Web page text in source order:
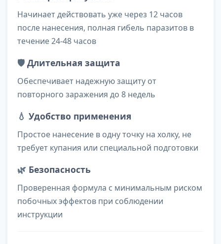
Начинает действовать уже через 12 часов
после нанесения, полная гибель паразитов в
течение 24-48 часов
🛡️ Длительная защита
Обеспечивает надежную защиту от
повторного заражения до 8 недель
💧 Удобство применения
Простое нанесение в одну точку на холку, не
требует купания или специальной подготовки
🌿 Безопасность
Проверенная формула с минимальным риском
побочных эффектов при соблюдении
инструкции